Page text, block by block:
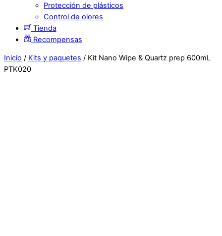
Protección de plásticos
Control de olores
Tienda
Recompensas
Inicio / Kits y paquetes / Kit Nano Wipe & Quartz prep 600mL
PTK020